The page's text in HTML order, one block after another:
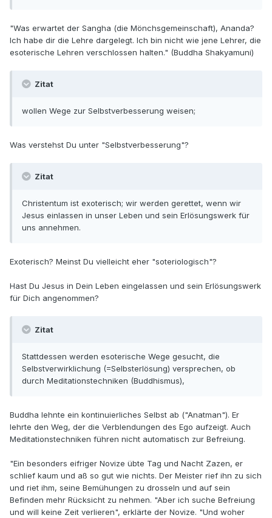
"Was erwartet der Sangha (die Mönchsgemeinschaft), Ananda?
Ich habe dir die Lehre dargelegt. Ich bin nicht wie jene Lehrer, die
esoterische Lehren verschlossen halten." (Buddha Shakyamuni)
Zitat
wollen Wege zur Selbstverbesserung weisen;
Was verstehst Du unter "Selbstverbesserung"?
Zitat
Christentum ist exoterisch; wir werden gerettet, wenn wir
Jesus einlassen in unser Leben und sein Erlösungswerk für
uns annehmen.
Exoterisch? Meinst Du vielleicht eher "soteriologisch"?
Hast Du Jesus in Dein Leben eingelassen und sein Erlösungswerk
für Dich angenommen?
Zitat
Stattdessen werden esoterische Wege gesucht, die
Selbstverwirklichung (=Selbsterlösung) versprechen, ob
durch Meditationstechniken (Buddhismus),
Buddha lehnte ein kontinuierliches Selbst ab ("Anatman"). Er
lehrte den Weg, der die Verblendungen des Ego aufzeigt. Auch
Meditationstechniken führen nicht automatisch zur Befreiung.
"Ein besonders eifriger Novize übte Tag und Nacht Zazen, er
schlief kaum und aß so gut wie nichts. Der Meister rief ihn zu sich
und riet ihm, seine Bemühungen zu drosseln und auf sein
Befinden mehr Rücksicht zu nehmen. "Aber ich suche Befreiung
und will keine Zeit verlieren", erklärte der Novize. "Und woher